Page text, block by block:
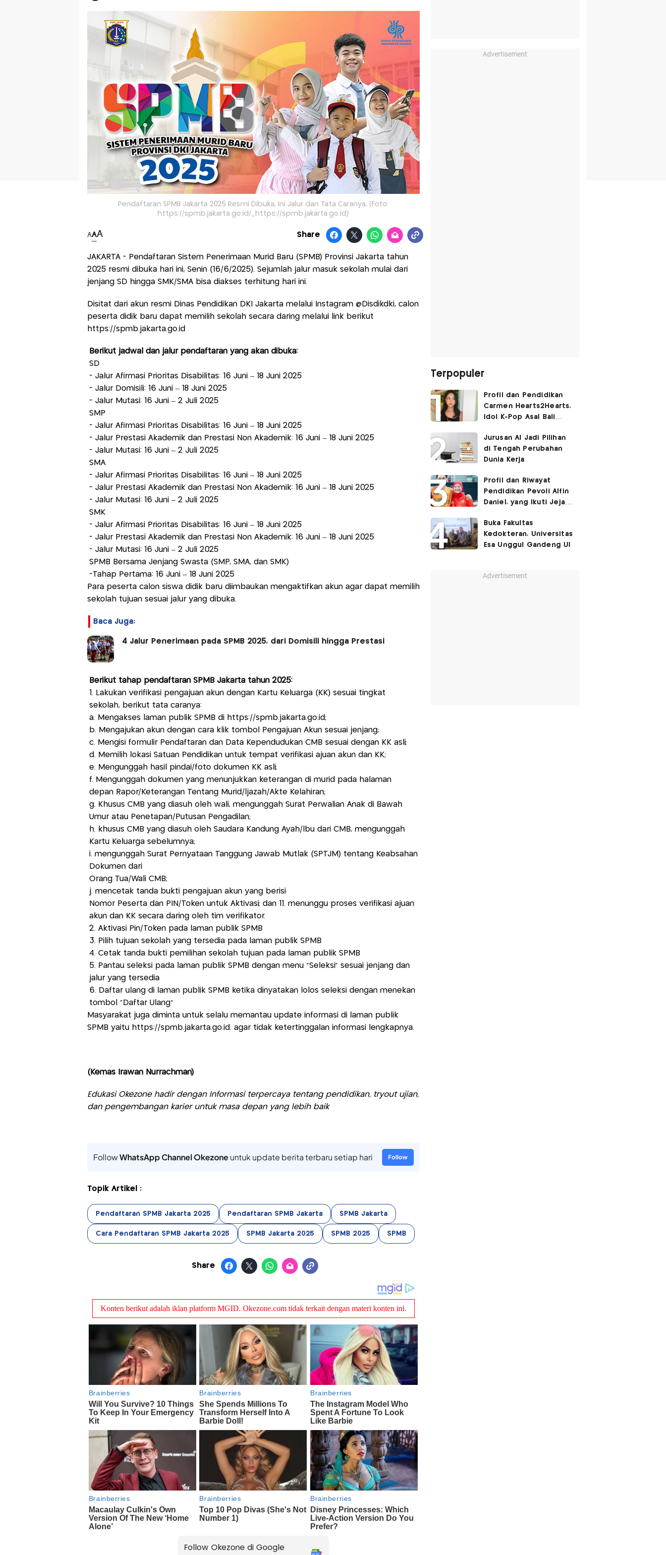
Pendaftaran SPMB Jakarta 2025 Resmi Dibuka, Ini Jalur dan Tata Caranya, (Foto:
https://spmb.jakarta.go.id/_https://spmb.jakarta.go.id)
AAA Share
JAKARTA - Pendaftaran Sistem Penerimaan Murid Baru (SPMB) Provinsi Jakarta tahun
2025 resmi dibuka hari ini, Senin (16/6/2025). Sejumlah jalur masuk sekolah mulai dari
jenjang SD hingga SMK/SMA bisa diakses terhitung hari ini.
Disitat dari akun resmi Dinas Pendidikan DKI Jakarta melalui Instagram @Disdikdki, calon
peserta didik baru dapat memilih sekolah secara daring melalui link berikut
https://spmb.jakarta.go.id
Berikut jadwal dan jalur pendaftaran yang akan dibuka:
SD
- Jalur Afirmasi Prioritas Disabilitas: 16 Juni – 18 Juni 2025
- Jalur Domisili: 16 Juni – 18 Juni 2025
- Jalur Mutasi: 16 Juni – 2 Juli 2025
SMP
- Jalur Afirmasi Prioritas Disabilitas: 16 Juni – 18 Juni 2025
- Jalur Prestasi Akademik dan Prestasi Non Akademik: 16 Juni – 18 Juni 2025
- Jalur Mutasi: 16 Juni – 2 Juli 2025
SMA
- Jalur Afirmasi Prioritas Disabilitas: 16 Juni – 18 Juni 2025
- Jalur Prestasi Akademik dan Prestasi Non Akademik: 16 Juni – 18 Juni 2025
- Jalur Mutasi: 16 Juni – 2 Juli 2025
SMK
- Jalur Afirmasi Prioritas Disabilitas: 16 Juni – 18 Juni 2025
- Jalur Prestasi Akademik dan Prestasi Non Akademik: 16 Juni – 18 Juni 2025
- Jalur Mutasi: 16 Juni – 2 Juli 2025
SPMB Bersama Jenjang Swasta (SMP, SMA, dan SMK)
-Tahap Pertama: 16 Juni – 18 Juni 2025
Para peserta calon siswa didik baru diimbaukan mengaktifkan akun agar dapat memilih
sekolah tujuan sesuai jalur yang dibuka.
Baca Juga:
4 Jalur Penerimaan pada SPMB 2025, dari Domisili hingga Prestasi
Berikut tahap pendaftaran SPMB Jakarta tahun 2025:
1. Lakukan verifikasi pengajuan akun dengan Kartu Keluarga (KK) sesuai tingkat
sekolah, berikut tata caranya:
a. Mengakses laman publik SPMB di https://spmb.jakarta.go.id;
b. Mengajukan akun dengan cara klik tombol Pengajuan Akun sesuai jenjang;
c. Mengisi formulir Pendaftaran dan Data Kependudukan CMB sesuai dengan KK asli;
d. Memilih lokasi Satuan Pendidikan untuk tempat verifikasi ajuan akun dan KK;
e. Mengunggah hasil pindai/foto dokumen KK asli;
f. Mengunggah dokumen yang menunjukkan keterangan di murid pada halaman
depan Rapor/Keterangan Tentang Murid/ljazah/Akte Kelahiran;
g. Khusus CMB yang diasuh oleh wali, mengunggah Surat Perwalian Anak di Bawah
Umur atau Penetapan/Putusan Pengadilan;
h. khusus CMB yang diasuh oleh Saudara Kandung Ayah/lbu dari CMB, mengunggah
Kartu Keluarga sebelumnya;
i. mengunggah Surat Pernyataan Tanggung Jawab Mutlak (SPTJM) tentang Keabsahan
Dokumen dari
Orang Tua/Wali CMB;
j. mencetak tanda bukti pengajuan akun yang berisi
Nomor Peserta dan PIN/Token untuk Aktivasi; dan 11. menunggu proses verifikasi ajuan
akun dan KK secara daring oleh tim verifikator.
2. Aktivasi Pin/Token pada laman publik SPMB
3. Pilih tujuan sekolah yang tersedia pada laman publik SPMB
4. Cetak tanda bukti pemilihan sekolah tujuan pada laman publik SPMB
5. Pantau seleksi pada laman publik SPMB dengan menu ”Seleksi” sesuai jenjang dan
jalur yang tersedia
6. Daftar ulang di laman publik SPMB ketika dinyatakan lolos seleksi dengan menekan
tombol ”Daftar Ulang”
Masyarakat juga diminta untuk selalu memantau update informasi di laman publik
SPMB yaitu https://spmb.jakarta.go.id. agar tidak ketertinggalan informasi lengkapnya.
(Kemas Irawan Nurrachman)
Edukasi Okezone hadir dengan Informasi terpercaya tentang pendidikan, tryout ujian,
dan pengembangan karier untuk masa depan yang lebih baik
FollowWhatsApp Channel Okezoneuntuk update berita terbaru setiap hari Follow
Topik Artikel :
Pendaftaran SPMB Jakarta 2025 Pendaftaran SPMB Jakarta SPMB Jakarta
Cara Pendaftaran SPMB Jakarta 2025 SPMB Jakarta 2025 SPMB 2025 SPMB
Share
Follow Okezone di Google
Advertisement
Terpopuler
Profil dan Pendidikan
Carmen Hearts2Hearts,
Idol K-Pop Asal Bali
Entertainment
Jurusan AI Jadi Pilihan
di Tengah Perubahan
Dunia Kerja
Profil dan Riwayat
Pendidikan Pevoli Alfin
Daniel, yang Ikuti Jejak
Pernah Main Bareng di
Proliga
Buka Fakultas
Kedokteran, Universitas
Esa Unggul Gandeng UI
Advertisement